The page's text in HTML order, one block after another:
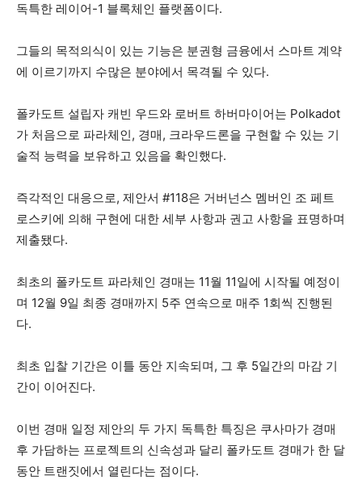
독특한 레이어-1 블록체인 플랫폼이다.
그들의 목적의식이 있는 기능은 분권형 금융에서 스마트 계약
에 이르기까지 수많은 분야에서 목격될 수 있다.
폴카도트 설립자 캐빈 우드와 로버트 하버마이어는 Polkadot
가 처음으로 파라체인, 경매, 크라우드론을 구현할 수 있는 기
술적 능력을 보유하고 있음을 확인했다.
즉각적인 대응으로, 제안서 #118은 거버넌스 멤버인 조 페트
로스키에 의해 구현에 대한 세부 사항과 권고 사항을 표명하며
제출됐다.
최초의 폴카도트 파라체인 경매는 11월 11일에 시작될 예정이
며 12월 9일 최종 경매까지 5주 연속으로 매주 1회씩 진행된
다.
최초 입찰 기간은 이틀 동안 지속되며, 그 후 5일간의 마감 기
간이 이어진다.
이번 경매 일정 제안의 두 가지 독특한 특징은 쿠사마가 경매
후 가담하는 프로젝트의 신속성과 달리 폴카도트 경매가 한 달
동안 트랜짓에서 열린다는 점이다.